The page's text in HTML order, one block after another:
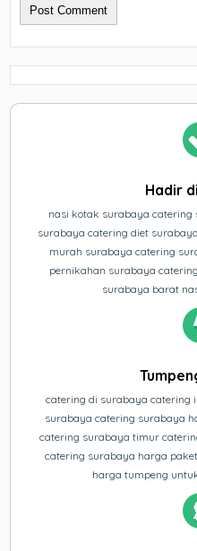
Hadir
nasi kotak surabaya
surabaya catering diet
murah surabaya catering
pernikahan surabaya
surabaya barat
catering di surabaya catering
surabaya catering surabaya
catering surabaya timur
catering surabaya harga
harga tumpeng